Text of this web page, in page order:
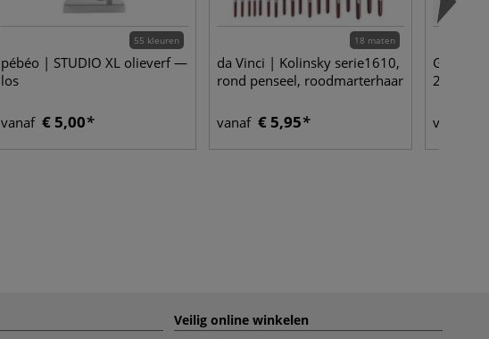
55 kleuren
pébéo | STUDIO XL olieverf —
los
vanaf € 5,00
18 maten
da Vinci | Kolinsky serie1610,
rond penseel, roodmarterhaar
vanaf € 5,95
225g
vanaf
Veilig online winkelen